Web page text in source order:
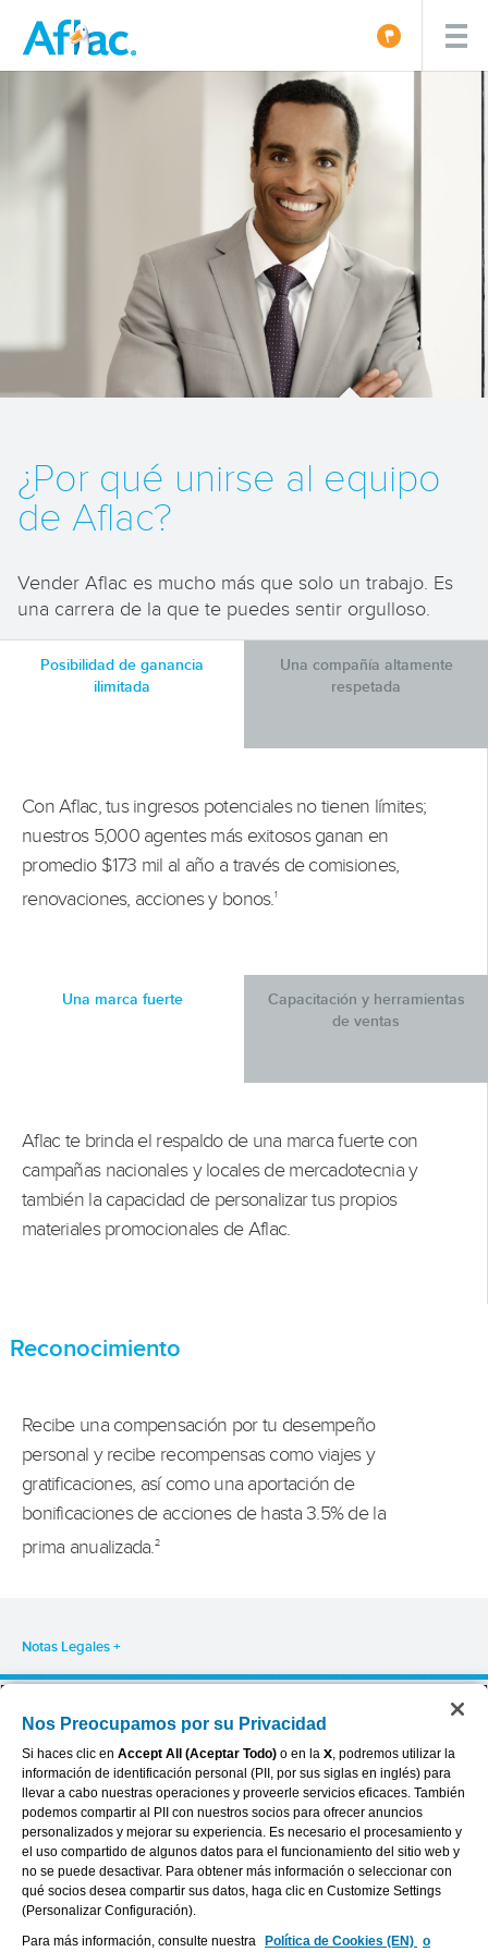
¿Por qué unirse al equipo
de Aflac?
Vender Aflac es mucho más que solo un trabajo. Es
una carrera de la que te puedes sentir orgulloso.
Posibilidad de ganancia
ilimitada
Una compañía altamente
respetada
Con Aflac, tus ingresos potenciales no tienen límites;
nuestros 5,000 agentes más exitosos ganan en
promedio $173 mil al año a través de comisiones,
renovaciones, acciones y bonos.1
Una marca fuerte
Capacitación y herramientas
de ventas
Aflac te brinda el respaldo de una marca fuerte con
campañas nacionales y locales de mercadotecnia y
también la capacidad de personalizar tus propios
materiales promocionales de Aflac.
Reconocimiento
Recibe una compensación por tu desempeño
personal y recibe recompensas como viajes y
gratificaciones, así como una aportación de
bonificaciones de acciones de hasta 3.5% de la
prima anualizada.2
Notas Legales
Sobre Aflac
Careers
Investors
Providers
Contáctanos
Accessibility Statement
Your California Privacy Choices
Cookie Settings
Privacy Center
Exercise Your Rights
Terms of Use
Dental & Vision State Notices
Report Fraud, Waste and Abuse
Nos Preocupamos por su Privacidad
Si haces clic en Accept All (Aceptar Todo) o en la X, podremos utilizar la
información de identificación personal (PII, por sus siglas en inglés) para
llevar a cabo nuestras operaciones y proveerle servicios eficaces. También
podemos compartir al PII con nuestros socios para ofrecer anuncios
personalizados y mejorar su experiencia. Es necesario el procesamiento y
el uso compartido de algunos datos para el funcionamiento del sitio web y
no se puede desactivar. Para obtener más información o seleccionar con
qué socios desea compartir sus datos, haga clic en Customize Settings
(Personalizar Configuración).
Para más información, consulte nuestra
Política de Cookies (EN) o